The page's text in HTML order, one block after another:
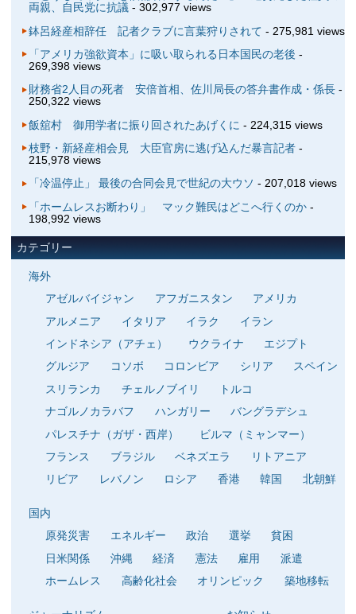
両親、自民党に抗議- 302,977 views
鉢呂経産相辞任 記者クラブに言葉狩りされて - 275,981 views
「アメリカ強欲資本」に吸い取られる日本国民の老後 -
269,398 views
財務省2人目の死者 安倍首相、佐川局長の答弁書作成・係長-
250,322 views
飯舘村 御用学者に振り回されたあげくに - 224,315 views
枝野・新経産相会見 大臣官房に逃げ込んだ暴言記者-
215,978 views
「冷温停止」 最後の合同会見で世紀の大ウソ - 207,018 views
「ホームレスお断わり」 マック難民はどこへ行くのか-
198,992 views
カテゴリー
海外
アゼルバイジャン
アフガニスタン
アメリカ
アルメニア
イタリア イラク
イラン
インドネシア（アチェ）
ウクライナ
エジプト
グルジア
コソボ コロンビア シリア
スペイン
スリランカ
チェルノブイリ
トルコ
ナゴルノカラバフ
ハンガリー
バングラデシュ
パレスチナ（ガザ・西岸）
ビルマ（ミャンマー）
フランス
ブラジル ベネズエラ
リトアニア
リビア
レバノン ロシア 香港 韓国 北朝鮮
国内
原発災害
エネルギー 政治 選挙
貧困
日米関係
沖縄 経済 憲法 雇用
派遣
ホームレス
高齢化社会 オリンピック 築地移転